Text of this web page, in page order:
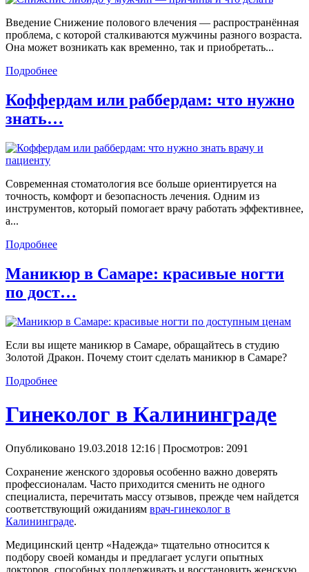
Введение Снижение полового влечения — распространённая
проблема, с которой сталкиваются мужчины разного возраста.
Она может возникать как временно, так и приобретать...
Подробнее
Коффердам или раббердам: что нужно
знать…
Современная стоматология все больше ориентируется на
точность, комфорт и безопасность лечения. Одним из
инструментов, который помогает врачу работать эффективнее,
а...
Подробнее
Маникюр в Самаре: красивые ногти
по дост…
Если вы ищете маникюр в Самаре, обращайтесь в студию
Золотой Дракон. Почему стоит сделать маникюр в Самаре?
Подробнее
Гинеколог в Калининграде
Опубликовано 19.03.2018 12:16 | Просмотров: 2091
Сохранение женского здоровья особенно важно доверять
профессионалам. Часто приходится сменить не одного
специалиста, перечитать массу отзывов, прежде чем найдется
соответствующий ожиданиям врач-гинеколог в
Калининграде.
Медицинский центр «Надежда» тщательно относится к
подбору своей команды и предлагает услуги опытных
докторов, способных поддерживать и восстановить женскую